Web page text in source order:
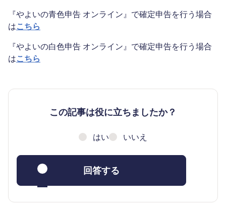
『やよいの青色申告 オンライン』で確定申告を行う場合
はこちら
『やよいの白色申告 オンライン』で確定申告を行う場合
はこちら
この記事は役に立ちましたか？
はい いいえ
回答する